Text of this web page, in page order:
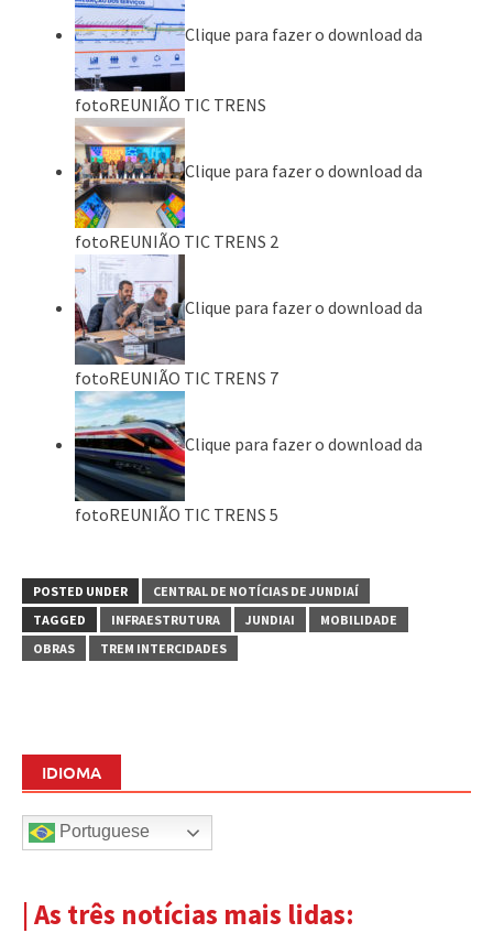
Clique para fazer o download da
fotoREUNIÃO TIC TRENS
Clique para fazer o download da
fotoREUNIÃO TIC TRENS 2
Clique para fazer o download da
fotoREUNIÃO TIC TRENS 7
Clique para fazer o download da
fotoREUNIÃO TIC TRENS 5
POSTED UNDER
CENTRAL DE NOTÍCIAS DE JUNDIAÍ
TAGGED
INFRAESTRUTURA JUNDIAI
MOBILIDADE
OBRAS
TREM INTERCIDADES
IDIOMA
Portuguese
| As três notícias mais lidas: